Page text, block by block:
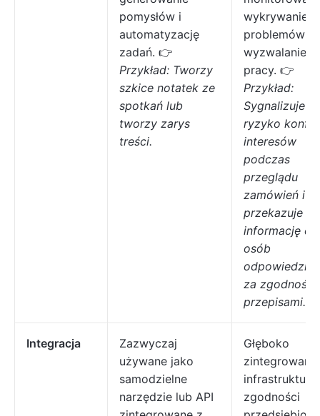
pomysłów i
automatyzację
zadań. 👉
Przykład: Tworzy
szkice notatek ze
spotkań lub
tworzy zarys
treści.
wykrywanie
problemów i
wyzwalanie
pracy. 👉
Przykład:
Sygnalizuje
ryzyko
interesów
podczas
przeglądu
zamówień i
przekazuje tę
informację do
osób
za zgodność
przepisami.
Integracja
Zazwyczaj
używane jako
samodzielne
narzędzie lub API
Głęboko
zintegrowane
infrastrukturą
zgodności